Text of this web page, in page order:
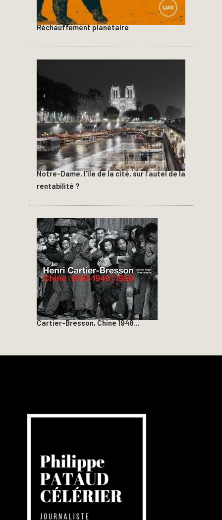
Réchauffement planétaire
Notre-Dame, l’île de la cité, sur l’autel de la
rentabilité ?
Cartier-Bresson, Chine 1948…